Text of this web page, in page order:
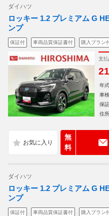
ダイハツ
ロッキー 1.2 プレミアム G
ンプ
保証付 車両品質保証書付 購入プラン
支
年式
車検
保証
住所
無
料
ダイハツ
ロッキー 1.2 プレミアム G
ンプ
保証付 車両品質保証書付 購入プラン